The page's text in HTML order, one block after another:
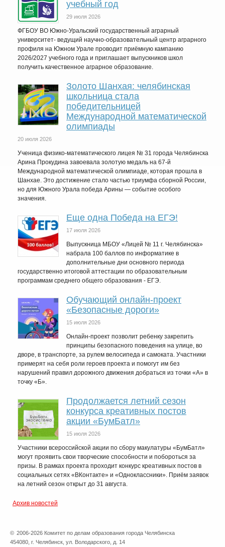
учебный год
29 июля 2026
ФГБОУ ВО Южно-Уральский государственный аграрный
университет- ведущий научно-образовательный центр аграрного
профиля на Южном Урале проводит приёмную кампанию
2026/2027 учебного года и приглашает выпускников школ
получить качественное аграрное образование.
Золото Шанхая: челябинская
школьница стала
победительницей
Международной математической
олимпиады
20 июля 2026
Ученица физико-математического лицея № 31 города Челябинска
Арина Прокудина завоевала золотую медаль на 67-й
Международной математической олимпиаде, которая прошла в
Шанхае. Это достижение стало частью триумфа сборной России,
но для Южного Урала победа Арины — событие особого
значения.
Еще одна Победа на ЕГЭ!
17 июля 2026
Выпускница МБОУ «Лицей № 11 г. Челябинска»
набрала 100 баллов по информатике в
дополнительные дни основного периода
государственно итоговой аттестации по образовательным
программам среднего общего образования - ЕГЭ.
Обучающий онлайн-проект
«Безопасные дороги»
15 июля 2026
Онлайн-проект позволит ребенку закрепить
принципы безопасного поведения на улице, во
дворе, в транспорте, за рулем велосипеда и самоката. Участники
примерят на себя роли героев проекта и помогут им без
нарушений правил дорожного движения добраться из точки «А» в
точку «Б».
Продолжается летний сезон
конкурса креативных постов
акции «БумБатл»
15 июля 2026
Участники всероссийской акции по сбору макулатуры «БумБатл»
могут проявить свои творческие способности и побороться за
призы. В рамках проекта проходит конкурс креативных постов в
социальных сетях «ВКонтакте» и «Одноклассники». Приём заявок
на летний сезон открыт до 31 августа.
Архив новостей
© 2006-2026 Комитет по делам образования города Челябинска
454080, г. Челябинск, ул. Володарского, д. 14